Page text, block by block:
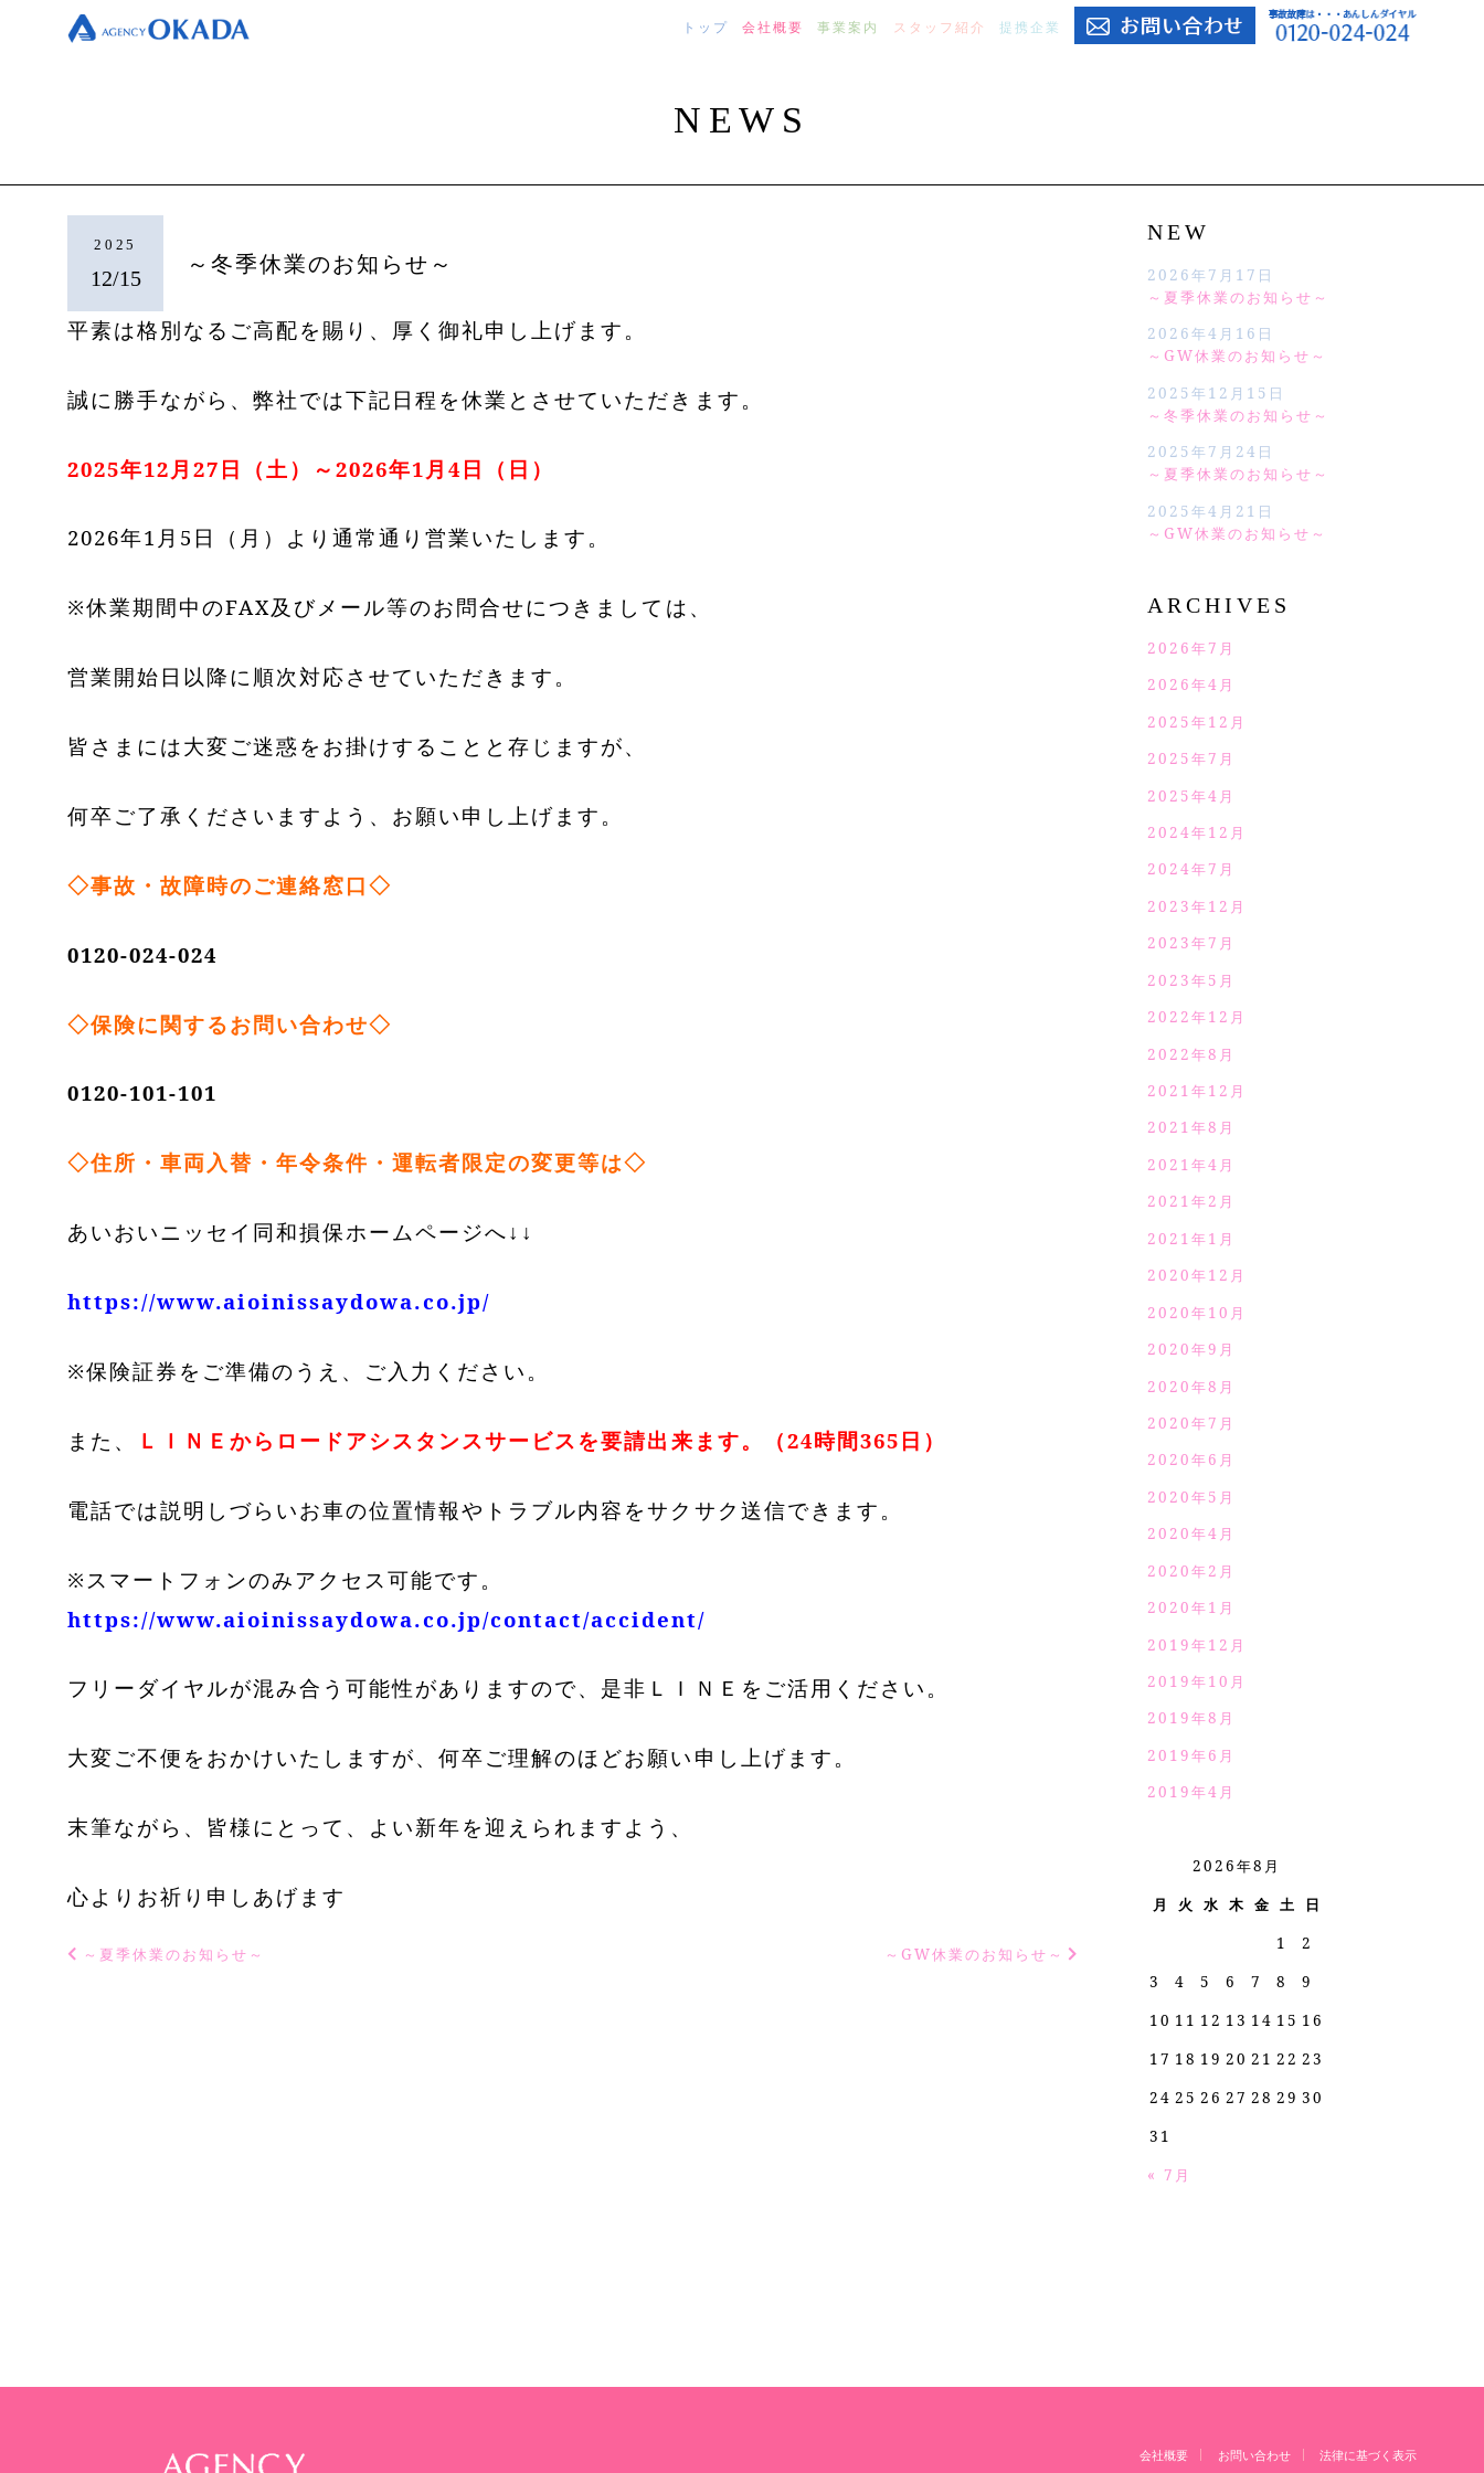
トップ 会社概要 事業案内 スタッフ紹介 提携企業
NEWS
2025
12/15 ～冬季休業のお知らせ～
平素は格別なるご高配を賜り、厚く御礼申し上げます。
誠に勝手ながら、弊社では下記日程を休業とさせていただきます。
2025年12月27日（土）～2026年1月4日（日）
2026年1月5日（月）より通常通り営業いたします。
※休業期間中のFAX及びメール等のお問合せにつきましては、
営業開始日以降に順次対応させていただきます。
皆さまには大変ご迷惑をお掛けすることと存じますが、
何卒ご了承くださいますよう、お願い申し上げます。
◇事故・故障時のご連絡窓口◇
0120-024-024
◇保険に関するお問い合わせ◇
0120-101-101
◇住所・車両入替・年令条件・運転者限定の変更等は◇
あいおいニッセイ同和損保ホームページへ↓↓
https://www.aioinissaydowa.co.jp/
※保険証券をご準備のうえ、ご入力ください。
また、 ＬＩＮＥからロードアシスタンスサービスを要請出来ます。（24時間365日）
電話では説明しづらいお車の位置情報やトラブル内容をサクサク送信できます。
※スマートフォンのみアクセス可能です。
https://www.aioinissaydowa.co.jp/contact/accident/
フリーダイヤルが混み合う可能性がありますので、是非ＬＩＮＥをご活用ください。
大変ご不便をおかけいたしますが、何卒ご理解のほどお願い申し上げます。
末筆ながら、皆様にとって、よい新年を迎えられますよう、
心よりお祈り申しあげます
～夏季休業のお知らせ～ ～GW休業のお知らせ～
NEW
～夏季休業のお知らせ～
2026年7月17日
～GW休業のお知らせ～
2026年4月16日
～冬季休業のお知らせ～
2025年12月15日
～夏季休業のお知らせ～
2025年7月24日
～GW休業のお知らせ～
2025年4月21日
ARCHIVES
2026年7月
2026年4月
2025年12月
2025年7月
2025年4月
2024年12月
2024年7月
2023年12月
2023年7月
2023年5月
2022年12月
2022年8月
2021年12月
2021年8月
2021年4月
2021年2月
2021年1月
2020年12月
2020年10月
2020年9月
2020年8月
2020年7月
2020年6月
2020年5月
2020年4月
2020年2月
2020年1月
2019年12月
2019年10月
2019年8月
2019年6月
2019年4月
2026年8月
月
火 水 木 金 土
日
1
2
3
4 5 6 7 8
9
10 11 12 13 14 15 16
17 18 19 20 21 22 23
24 25 26 27 28 29 30
31
« 7月
会社概要 お問い合わせ 法律に基づく表示